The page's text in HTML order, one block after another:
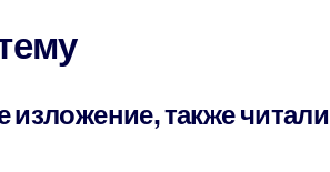
изложение, также читали